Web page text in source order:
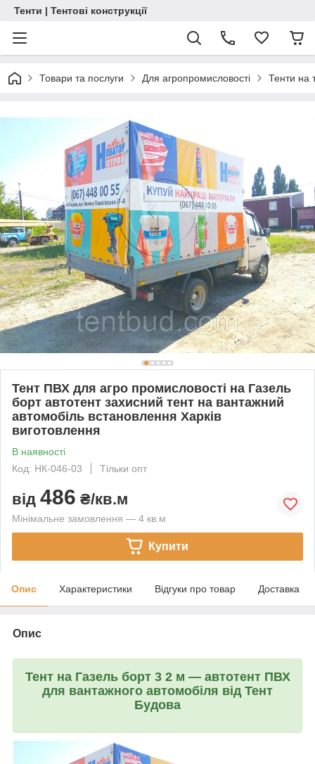
Тенти | Тентові конструкції
Товари та послуги Для агропромисловості Тенти на
Тент ПВХ для агро промисловості на Газель
борт автотент захисний тент на вантажний
автомобіль встановлення Харків
виготовлення
В наявності
Код: НК-046-03
Тільки опт
від 486 ₴/кв.м
Мінімальне замовлення — 4 кв.м
Купити
Опис Характеристики Відгуки про товар Доставка
Опис
Тент на Газель борт 3 2 м — автотент ПВХ
для вантажного автомобіля від Тент
Будова